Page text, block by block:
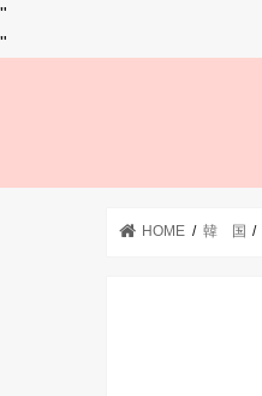
"
"
HOME 韓 国